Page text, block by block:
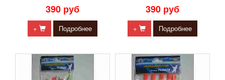
390 руб
+ Подробнее
390 руб
+ Подробнее